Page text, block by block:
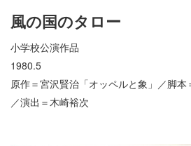
風の国のタロー
小学校公演作品
1980.5
原作＝宮沢賢治「オッペルと象」／脚
／演出＝木崎裕次